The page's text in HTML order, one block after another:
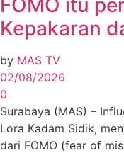
Kepakaran
by MAS TV
02/08/2026
0
Surabaya (MAS) –
Lora Kadam Sidik,
dari FOMO (fear of